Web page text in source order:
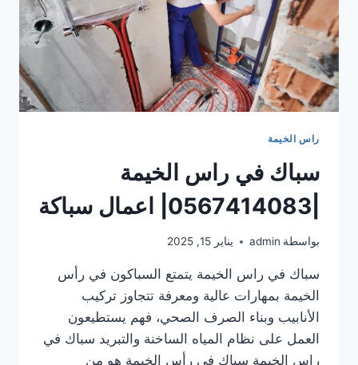
راس الخيمة
سباك في راس الخيمة
بواسطة admin يناير 15, 2025
سباك في راس الخيمة يتمتع السباكون في رأس
الخيمة بمهارات عالية ومعرفة تتجاوز تركيب
الأنابيب وبناء الصرف الصحي، فهم يستطيعون
العمل على نظام المياه الساخنة والتبريد سباك في
راس الخيمة سباك في رأس الخيمة هو من